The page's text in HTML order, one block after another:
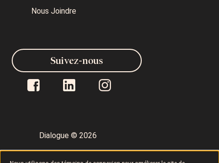
Nous Joindre
Dialogue © 2026
Suivez-nous